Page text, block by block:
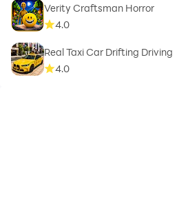
Verity Craftsman Horror
4.0
Real Taxi Car Drifting Driving
4.0